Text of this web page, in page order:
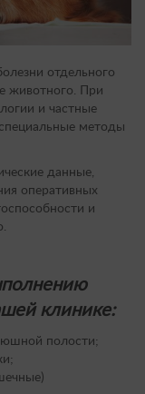
отдельного
животного. При
и частные
методы
данные,
оперативных
и
клинике:
полости;